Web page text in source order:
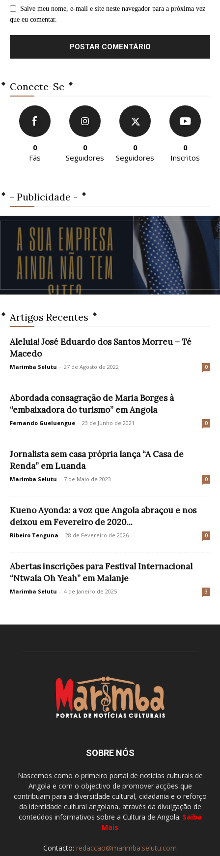
Salve meu nome, e-mail e site neste navegador para a próxima vez
que eu comentar.
Conecte-Se
0
Fãs
0
Seguidores
0
Seguidores
0
Inscritos
- Publicidade -
Artigos Recentes
Aleluia! José Eduardo dos Santos Morreu – Té
Macedo
Marimba Selutu - 27 de Agosto de 2022 0
Abordada consagração de Maria Borges à
“embaixadora do turismo” em Angola
Fernando Gueluengue - 23 de Junho de 2021 0
Jornalista sem casa própria lança “A Casa de
Renda” em Luanda
Marimba Selutu - 7 de Maio de 2023 0
Kueno Ayonda: a voz que Angola abraçou e nos
deixou em Fevereiro de 2020...
Ribeiro Tenguna - 28 de Fevereiro de 2026 0
Abertas inscrições para Festival Internacional
“Ntwala Oh Yeah” em Malanje
Marimba Selutu - 4 de Janeiro de 2025 3
SOBRE NÓS
Nascemos como o primeiro portal de notícias culturais de
Angola e com o objectivo de promover acções que
contribuam para a diversidade cultural, cidadania e o reforço
da identidade cultural angolana, através da divulgação de
conteúdos informativos sobre a Cultura de Angola. Saiba
Mais
Contacto: redaccao@marimba.selutu.com